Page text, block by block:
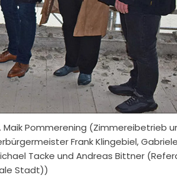
Pommerening (Zimmereibetrieb
Frank Klingebiel,
Tacke und Andreas Bittner
Stadt))